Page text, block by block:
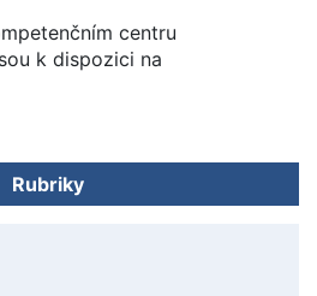
centru
k dispozici na
Rubriky